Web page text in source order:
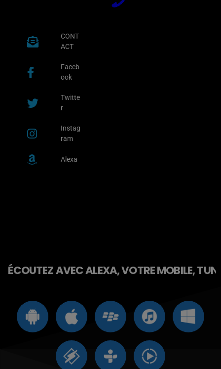
CONT
ACT
Faceb
ook
Twitte
r
Instag
ram
Alexa
ÉCOUTEZ AVEC ALEXA, VOTRE MOBILE,